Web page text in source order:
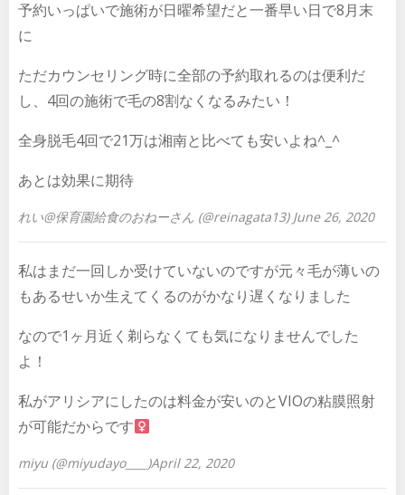
予約いっぱいで施術が日曜希望だと一番早い日で8月末
に
ただカウンセリング時に全部の予約取れるのは便利だ
し、4回の施術で毛の8割なくなるみたい！
全身脱毛4回で21万は湘南と比べても安いよね^_^
あとは効果に期待
れい@保育園給食のおねーさん (@reinagata13) June 26, 2020
私はまだ一回しか受けていないのですが元々毛が薄いの
もあるせいか生えてくるのがかなり遅くなりました
なので1ヶ月近く剃らなくても気になりませんでした
よ！
私がアリシアにしたのは料金が安いのとVIOの粘膜照射
が可能だからです‍
miyu (@miyudayo____)April 22, 2020